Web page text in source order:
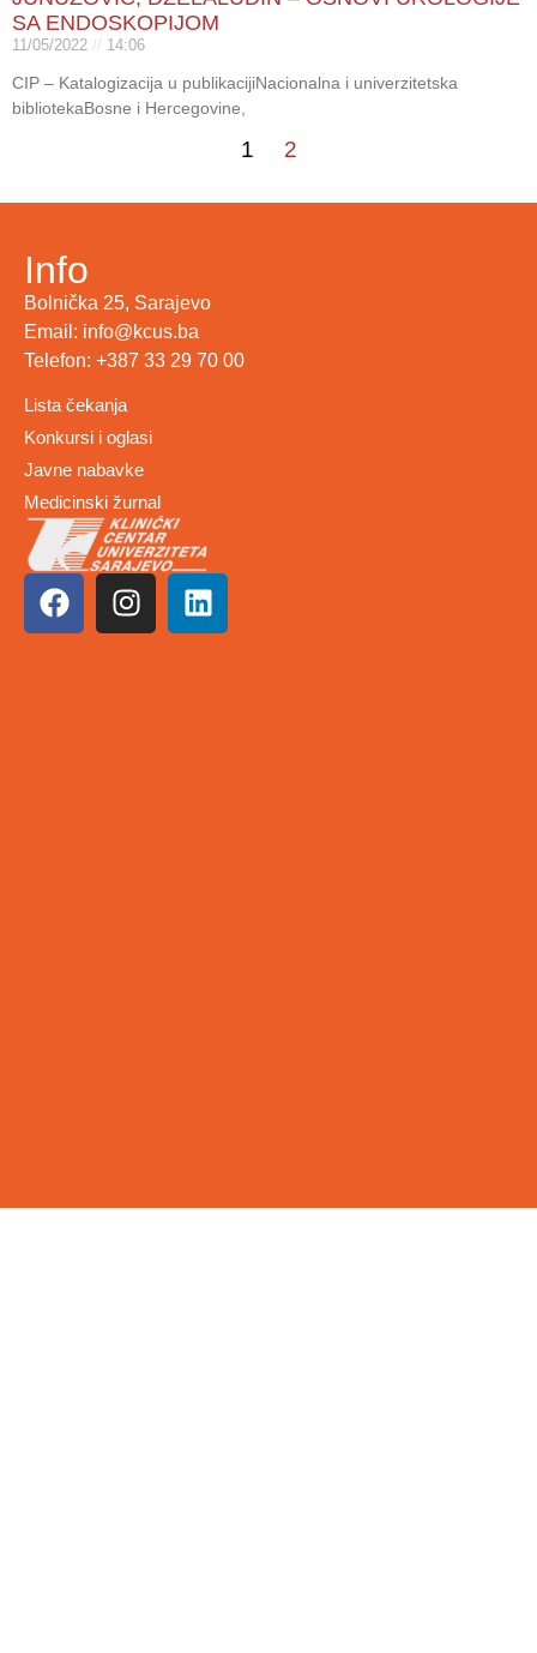
SA ENDOSKOPIJOM
11/05/2022 14:06
CIP – Katalogizacija u publikacijiNacionalna i univerzitetska
bibliotekaBosne i Hercegovine,
1 2
Info
Bolnička 25, Sarajevo
Email: info@kcus.ba
Telefon: +387 33 29 70 00
Lista čekanja
Konkursi i oglasi
Javne nabavke
Medicinski žurnal